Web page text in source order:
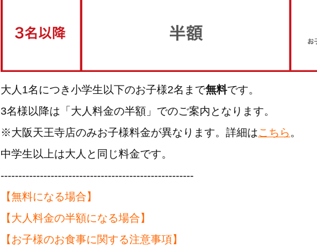
大人1名につき小学生以下のお子様2名まで無料です。
3名様以降は「大人料金の半額」でのご案内となります。
※大阪天王寺店のみお子様料金が異なります。詳細はこちら 。
中学生以上は大人と同じ料金です。
------------------------------------------------------
【無料になる場合】
【大人料金の半額になる場合】
【お子様のお食事に関する注意事項】